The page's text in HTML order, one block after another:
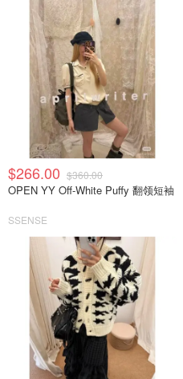
$266.00 $360.00
OPEN YY Off-White Puffy 翻领短袖
SSENSE